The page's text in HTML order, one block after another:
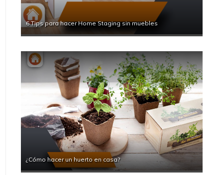
6 Tips para hacer Home Staging sin muebles
¿Cómo hacer un huerto en casa?